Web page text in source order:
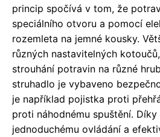
princip spočívá v tom, že
speciálního otvoru a pomocí
rozemleta na jemné kousky.
různých nastavitelných
strouhání potravin na různé
struhadlo je vybaveno
je například pojistka proti
proti náhodnému spuštění. Díky
jednoduchému ovládání a